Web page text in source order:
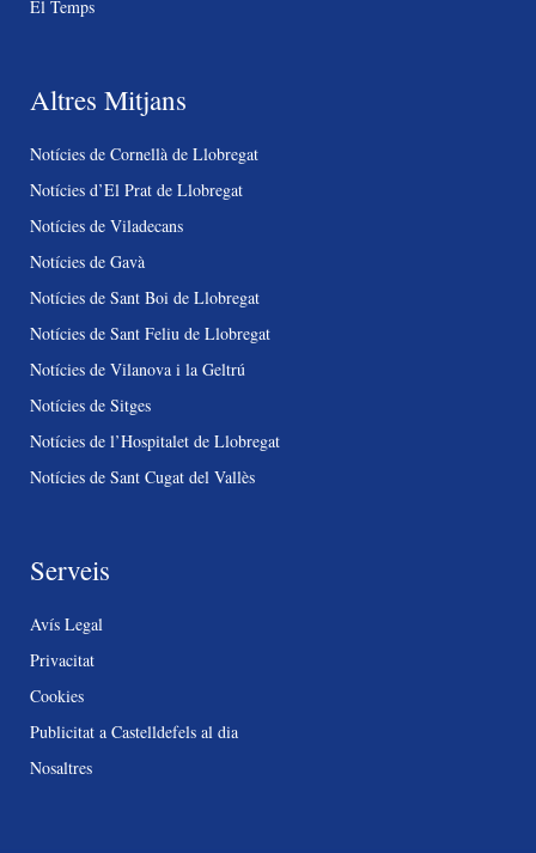
El Temps
Altres Mitjans
Notícies de Cornellà de Llobregat
Notícies d’El Prat de Llobregat
Notícies de Viladecans
Notícies de Gavà
Notícies de Sant Boi de Llobregat
Notícies de Sant Feliu de Llobregat
Notícies de Vilanova i la Geltrú
Notícies de Sitges
Notícies de l’Hospitalet de Llobregat
Notícies de Sant Cugat del Vallès
Serveis
Avís Legal
Privacitat
Cookies
Publicitat a Castelldefels al dia
Nosaltres